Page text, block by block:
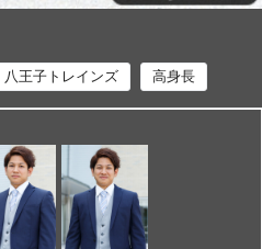
八王子トレインズ 高身長